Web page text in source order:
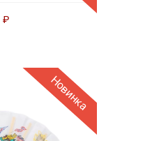
₽
Новинка